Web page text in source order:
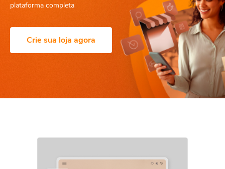
plataforma completa
Crie sua loja agora